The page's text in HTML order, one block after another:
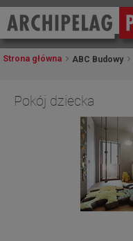
Strona główna ABC Budowy
Pokój dziecka